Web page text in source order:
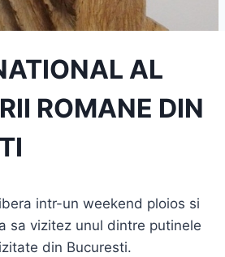
AL
ROMANE DIN
intr-un weekend ploios si
sa vizitez unul dintre putinele
din Bucuresti.